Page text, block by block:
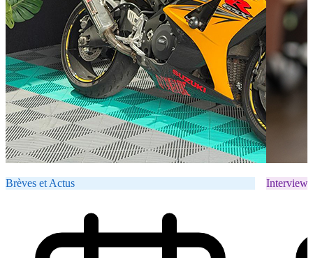
Brèves et Actus Interviews